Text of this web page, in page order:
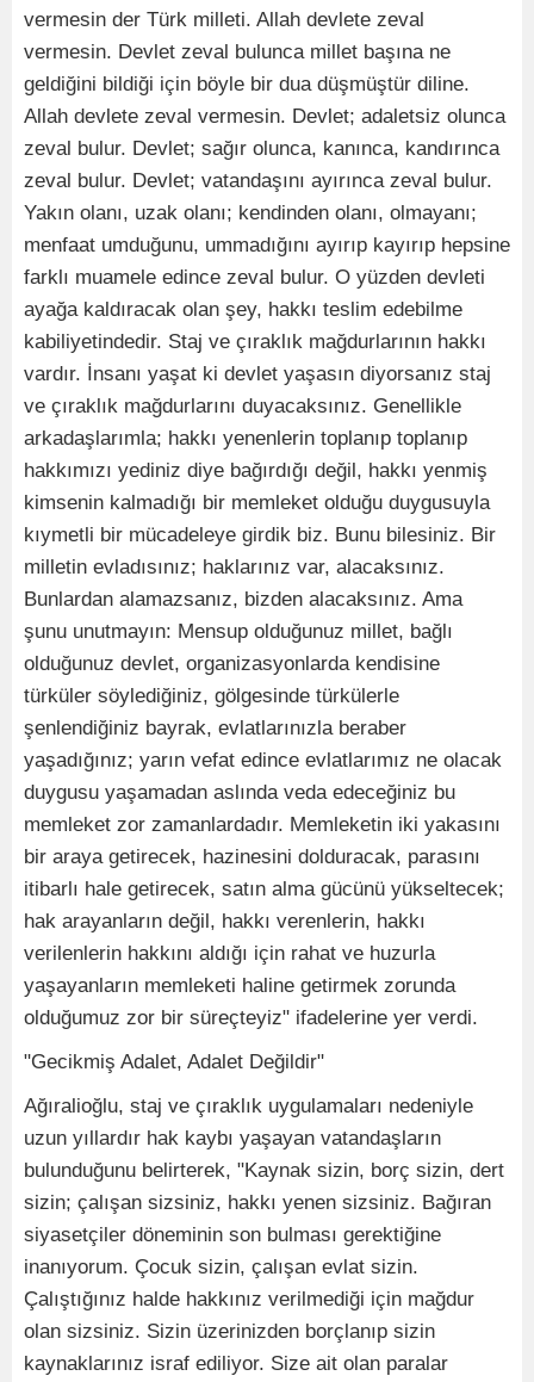
vermesin der Türk milleti. Allah devlete zeval
vermesin. Devlet zeval bulunca millet başına ne
geldiğini bildiği için böyle bir dua düşmüştür diline.
Allah devlete zeval vermesin. Devlet; adaletsiz olunca
zeval bulur. Devlet; sağır olunca, kanınca, kandırınca
zeval bulur. Devlet; vatandaşını ayırınca zeval bulur.
Yakın olanı, uzak olanı; kendinden olanı, olmayanı;
menfaat umduğunu, ummadığını ayırıp kayırıp hepsine
farklı muamele edince zeval bulur. O yüzden devleti
ayağa kaldıracak olan şey, hakkı teslim edebilme
kabiliyetindedir. Staj ve çıraklık mağdurlarının hakkı
vardır. İnsanı yaşat ki devlet yaşasın diyorsanız staj
ve çıraklık mağdurlarını duyacaksınız. Genellikle
arkadaşlarımla; hakkı yenenlerin toplanıp toplanıp
hakkımızı yediniz diye bağırdığı değil, hakkı yenmiş
kimsenin kalmadığı bir memleket olduğu duygusuyla
kıymetli bir mücadeleye girdik biz. Bunu bilesiniz. Bir
milletin evladısınız; haklarınız var, alacaksınız.
Bunlardan alamazsanız, bizden alacaksınız. Ama
şunu unutmayın: Mensup olduğunuz millet, bağlı
olduğunuz devlet, organizasyonlarda kendisine
türküler söylediğiniz, gölgesinde türkülerle
şenlendiğiniz bayrak, evlatlarınızla beraber
yaşadığınız; yarın vefat edince evlatlarımız ne olacak
duygusu yaşamadan aslında veda edeceğiniz bu
memleket zor zamanlardadır. Memleketin iki yakasını
bir araya getirecek, hazinesini dolduracak, parasını
itibarlı hale getirecek, satın alma gücünü yükseltecek;
hak arayanların değil, hakkı verenlerin, hakkı
verilenlerin hakkını aldığı için rahat ve huzurla
yaşayanların memleketi haline getirmek zorunda
olduğumuz zor bir süreçteyiz" ifadelerine yer verdi.
"Gecikmiş Adalet, Adalet Değildir"
Ağıralioğlu, staj ve çıraklık uygulamaları nedeniyle
uzun yıllardır hak kaybı yaşayan vatandaşların
bulunduğunu belirterek, "Kaynak sizin, borç sizin, dert
sizin; çalışan sizsiniz, hakkı yenen sizsiniz. Bağıran
siyasetçiler döneminin son bulması gerektiğine
inanıyorum. Çocuk sizin, çalışan evlat sizin.
Çalıştığınız halde hakkınız verilmediği için mağdur
olan sizsiniz. Sizin üzerinizden borçlanıp sizin
kaynaklarınız israf ediliyor. Size ait olan paralar